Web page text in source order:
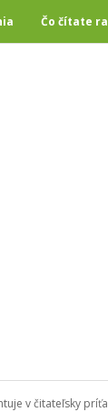
Čo čítate
v čitateľsky